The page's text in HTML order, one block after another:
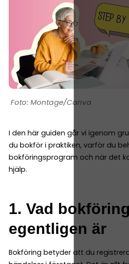
Montage/Canva
I den här guiden går vi igenom
du bokför i praktiken, varför du
bokföringsprogram och när det
hjälp.
1. Vad bokföring
egentligen är
Bokföring betyder att du